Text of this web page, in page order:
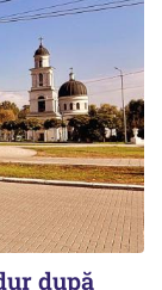
după